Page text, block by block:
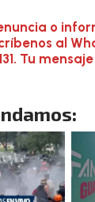
o
al
Tu